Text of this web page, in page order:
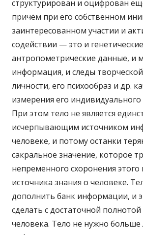
структурирован и оцифрован
причём при его собственном
заинтересованном участии и
содействии — это и
антропометрические данные, и
информация, и следы
личности, его психообраз и др.
измерения его индивидуального
При этом тело не является
исчерпывающим источником
человеке, и потому останки
сакральное значение, которое
непременного схоронения
источника знания о человеке.
дополнить банк информации, и
сделать с достаточной
человека. Тело не нужно больше